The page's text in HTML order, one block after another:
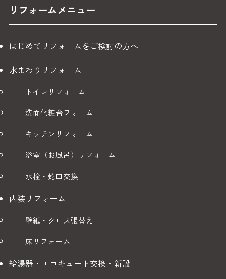
2. 個人情報の管理
お客様からご提供いただいた個人情報は、安全かつ適正な管
一切ございません。
（1） 当社が第1項の目的に利用するため、個人情報保護契約
を締結した当社のグループ企業及び業務委託先等に対して必
専門工事業者への工事委託
リフォーム瑕疵保険の申請・審査機関
郵送・配送業者
※これらの委託先には、個人情報保護に関する契約を締結
し、適切な管理を義務付けております。
（2） 公的機関から法令等に基づく照会を受けた場合
（3） お客様にご了解をいただいた上で第三者に提供する場
リフォームメニュー
はじめてリフォームをご検討の方へ
水まわりリフォーム
トイレリフォーム
洗面化粧台フォーム
キッチンリフォーム
浴室（お風呂）リフォーム
水栓・蛇口交換
内装リフォーム
壁紙・クロス張替え
床リフォーム
給湯器・エコキュート交換・新設